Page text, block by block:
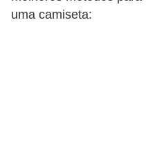
uma camiseta: